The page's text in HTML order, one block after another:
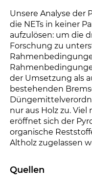
Unsere Analyse der
die NETs in keiner
aufzulösen: um die
Forschung zu
der Umsetzung als
bestehenden
nur aus Holz zu. Viel
eröffnet sich der
organische
Altholz zugelassen
Quellen